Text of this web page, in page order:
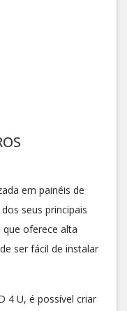
em painéis de
seus principais
oferece alta
ser fácil de instalar
4 U, é possível criar